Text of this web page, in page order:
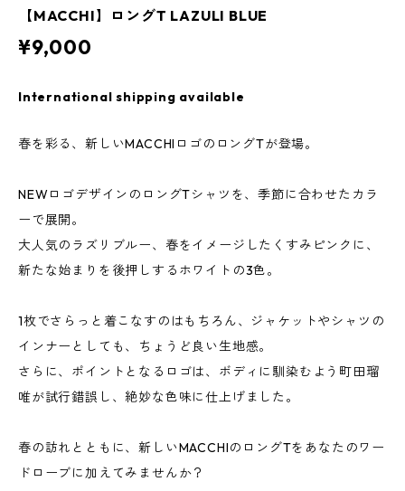
【MACCHI】ロングT LAZULI BLUE
¥9,000
International shipping available
春を彩る、新しいMACCHIロゴのロングTが登場。
NEWロゴデザインのロングTシャツを、季節に合わせたカラ
ーで展開。
大人気のラズリブルー、春をイメージしたくすみピンクに、
新たな始まりを後押しするホワイトの3色。
1枚でさらっと着こなすのはもちろん、ジャケットやシャツの
インナーとしても、ちょうど良い生地感。
さらに、ポイントとなるロゴは、ボディに馴染むよう町田瑠
唯が試行錯誤し、絶妙な色味に仕上げました。
春の訪れとともに、新しいMACCHIのロングTをあなたのワー
ドローブに加えてみませんか？